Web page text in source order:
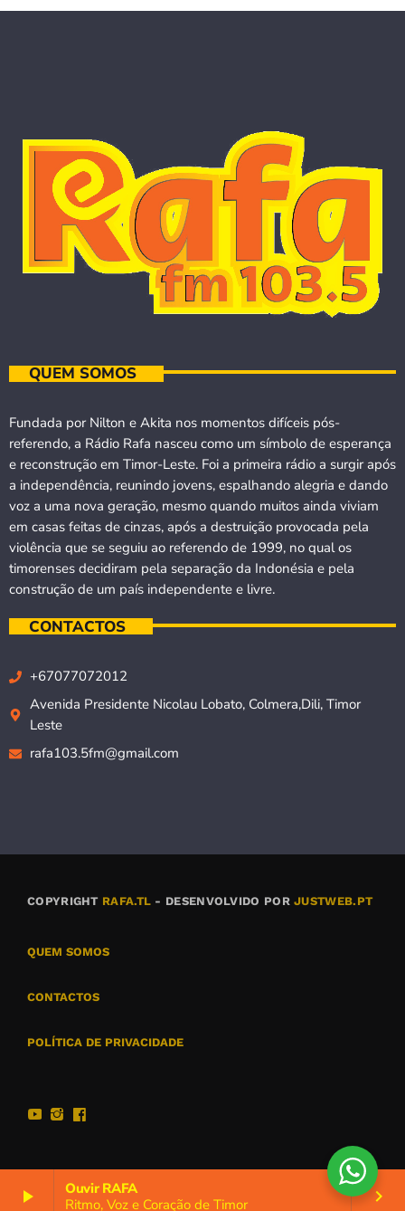
play_arrow
Ouvir RAFA
Ritmo, Voz e Coração de Timor
keyboard_arrow_right
QUEM SOMOS
Fundada por Nilton e Akita nos momentos difíceis pós-
referendo, a Rádio Rafa nasceu como um símbolo de esperança
e reconstrução em Timor-Leste. Foi a primeira rádio a surgir após
a independência, reunindo jovens, espalhando alegria e dando
voz a uma nova geração, mesmo quando muitos ainda viviam
em casas feitas de cinzas, após a destruição provocada pela
violência que se seguiu ao referendo de 1999, no qual os
timorenses decidiram pela separação da Indonésia e pela
construção de um país independente e livre.
CONTACTOS
+67077072012
Avenida Presidente Nicolau Lobato, Colmera,Dili, Timor
Leste
rafa103.5fm@gmail.com
COPYRIGHT RAFA.TL - DESENVOLVIDO PORJUSTWEB.PT
QUEM SOMOS
CONTACTOS
POLÍTICA DE PRIVACIDADE